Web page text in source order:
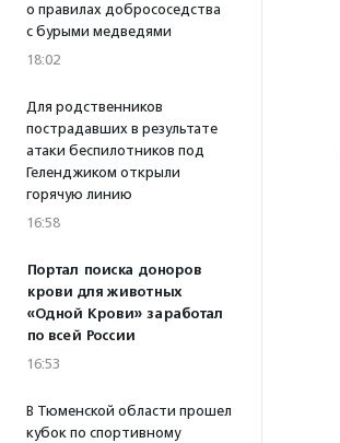
о правилах добрососедства
с бурыми медведями
18:02
Для родственников
пострадавших в результате
атаки беспилотников под
Геленджиком открыли
горячую линию
16:58
Портал поиска доноров
крови для животных
«Одной Крови» заработал
по всей России
16:53
В Тюменской области прошел
кубок по спортивному